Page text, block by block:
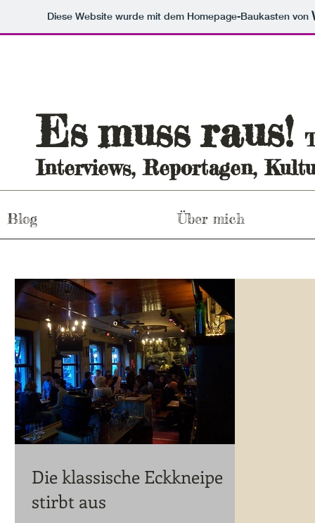
Diese Website wurde mit dem Homepage-Baukasten von
Es muss raus!
Interviews, Reportagen,
Blog Über mich
Die klassische Eckkneipe
stirbt aus